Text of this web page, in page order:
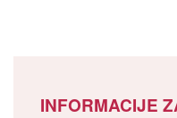
INFORMACIJE